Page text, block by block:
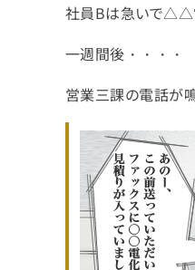
社員Bは急いで△△
一週間後・・・・
営業三課の電話が